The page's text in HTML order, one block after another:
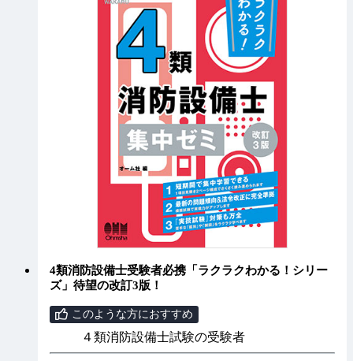
4類消防設備士受験者必携「ラクラクわかる！シリー
ズ」待望の改訂3版！
このような方におすすめ
４類消防設備士試験の受験者